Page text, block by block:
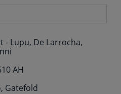
- Lupu, De Larrocha,
AH
Gatefold